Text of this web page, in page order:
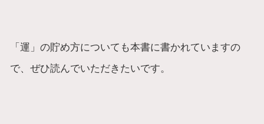
「運」の貯め方についても本書に書かれていますの
で、ぜひ読んでいただきたいです。